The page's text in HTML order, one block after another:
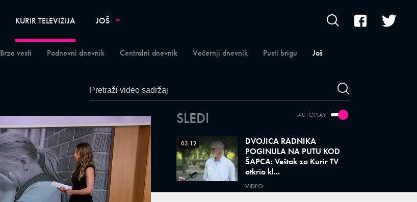
KURIR TELEVIZIJA
Brze vesti Podnevni dnevnik Centralni dnevnik Večernji dnevnik Pusti brigu Još
JOŠ
AUTOPLAY
SLEDI
03:12
DVOJICA RADNIKA
POGINULA NA PUTU KOD
ŠAPCA: Veštak za Kurir TV
otkrio kl...
VIDEO